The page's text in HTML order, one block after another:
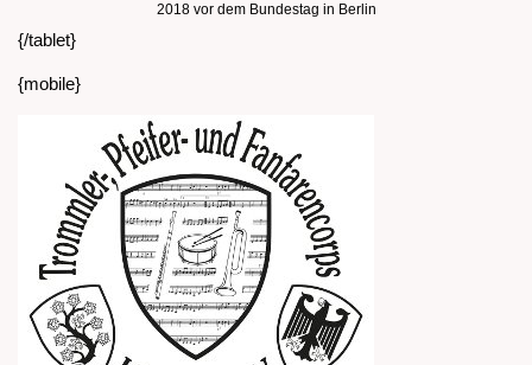
2018 vor dem Bundestag in Berlin
{/tablet}
{mobile}